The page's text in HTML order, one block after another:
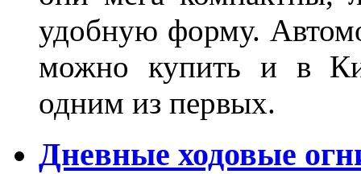
удобную форму.
можно купить и в
одним из первых.
Дневные ходовые